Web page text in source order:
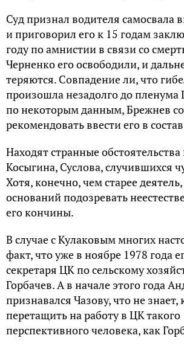
Суд признал водителя
и приговорил его к 15 годам
году по амнистии в связи со
Черненко его освободили, и
теряются. Совпадение ли, что
произошла незадолго до
по некоторым данным, Брежнев
рекомендовать ввести его в
Находят странные
Косыгина, Суслова, случившихся
Хотя, конечно, чем старее
оснований подозревать
его кончины.
В случае с Кулаковым многих
факт, что уже в ноябре 1978 года
секретаря ЦК по сельскому
Горбачев. А в начале этого года
признавался Чазову, что не знает,
перетащить на работу в ЦК такого
перспективного человека, как